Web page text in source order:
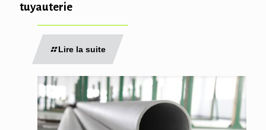
tuyauterie
Lire la suite